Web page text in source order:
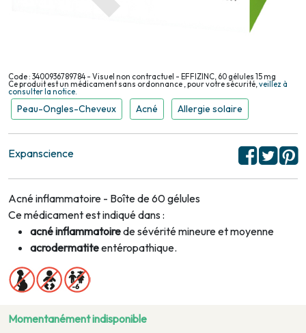
Code : 3400936789784 - Visuel non contractuel - EFFIZINC, 60 gélules 15 mg
Ce produit est un médicament sans ordonnance , pour votre sécurité,veillez à
consulter la notice.
Peau-Ongles-Cheveux Acné Allergie solaire
Expanscience
Acné inflammatoire - Boîte de 60 gélules
Ce médicament est indiqué dans :
acné inflammatoirede sévérité mineure et moyenne
acrodermatiteentéropathique.
Momentanément indisponible